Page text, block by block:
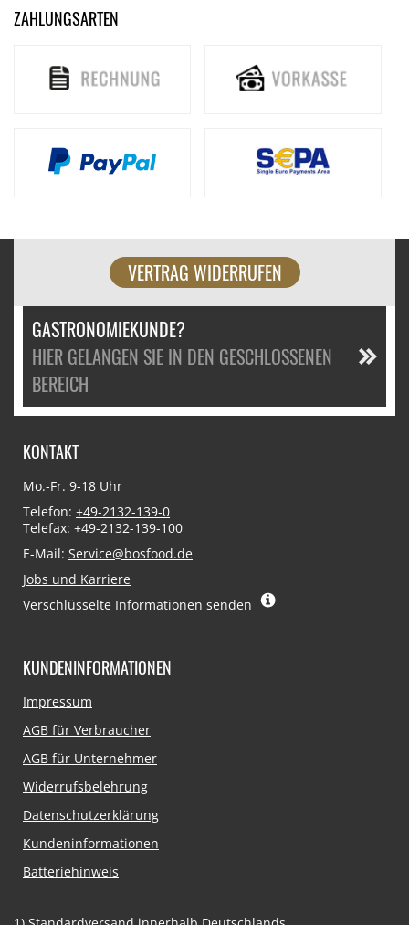
ZAHLUNGSARTEN
VERTRAG WIDERRUFEN
GASTRONOMIEKUNDE?
HIER GELANGEN SIE IN DEN GESCHLOSSENEN
BEREICH
KONTAKT
Mo.-Fr. 9-18 Uhr
Telefon: +49-2132-139-0
Telefax: +49-2132-139-100
E-Mail: Service@bosfood.de
Jobs und Karriere
Verschlüsselte Informationen senden
KUNDENINFORMATIONEN
Navigation
Impressum
AGB für Verbraucher
AGB für Unternehmer
Widerrufsbelehrung
Datenschutzerklärung
Kundeninformationen
Batteriehinweis